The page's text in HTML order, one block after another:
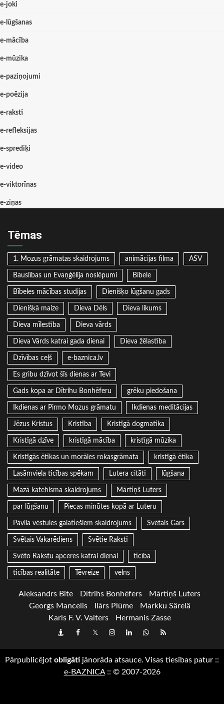
e-joki
e-lūgšanas
e-mācība
e-mūzika
e-paziņojumi
e-poēzija
e-raksti
e-refleksijas
e-sprediķi
e-video
e-viktorīnas
e-ziņas
Tēmas
1. Mozus grāmatas skaidrojums animācijas filma ASV
Bauslības un Evaņģēlija noslēpumi Bībele
Bībeles mācības studijas Dienišķo lūgšanu gads
Dienišķā maize Dieva Dēls Dieva likums
Dieva mīlestība Dieva vārds
Dieva Vārds katrai gada dienai Dieva žēlastība
Dzīvības ceļš e-baznica.lv
Es gribu dzīvot šīs dienas ar Tevi
Gads kopa ar Dītrihu Bonhēferu grēku piedošana
Ikdienas ar Pirmo Mozus grāmatu Ikdienas meditācijas
Jēzus Kristus Kristība Kristīgā dogmatika
Kristīgā dzīve kristīgā mācība kristīgā mūzika
Kristīgās ētikas un morāles rokasgrāmata kristīgā ētika
Lasāmviela ticības spēkam Lutera citāti lūgšana
Mazā katehisma skaidrojums Mārtiņš Luters
par lūgšanu Piecas minūtes kopā ar Luteru
Pāvila vēstules galatiešiem skaidrojums Svētais Gars
Svētais Vakarēdiens Svētie Raksti
Svēto Rakstu apceres katrai dienai ticība
ticības realitāte Tēvreize velns
Aleksandrs Bite Dītrihs Bonhēfers
Mārtiņš Luters
Georgs Mancelis
Ilārs Plūme
Markku Särelä
Karls F. V. Valters
Hermanis Zasse
DraugiemFacebook
TwitterInstagram
LinkedInwhatsapp
RSS
Pārpublicējot obligāti jānorāda atsauce. Visas tiesības patur ::
e-BAZNICA:: © 2007-2026